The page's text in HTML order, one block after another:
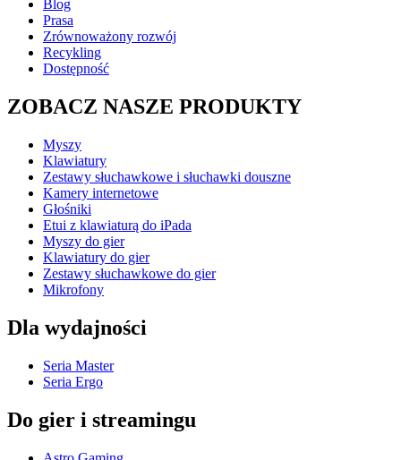
Blog
Prasa
Zrównoważony rozwój
Recykling
Dostępność
ZOBACZ NASZE PRODUKTY
Myszy
Klawiatury
Zestawy słuchawkowe i słuchawki douszne
Kamery internetowe
Głośniki
Etui z klawiaturą do iPada
Myszy do gier
Klawiatury do gier
Zestawy słuchawkowe do gier
Mikrofony
Dla wydajności
Seria Master
Seria Ergo
Do gier i streamingu